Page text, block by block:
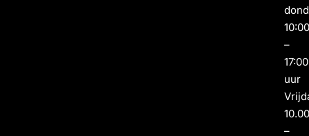
–
17:00
uur
–